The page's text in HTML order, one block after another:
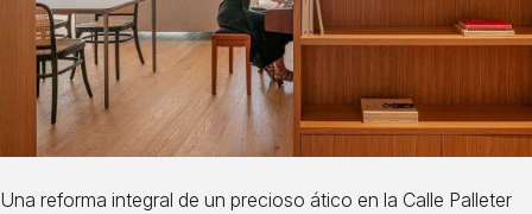
Una reforma integral de un precioso ático en la Calle Palleter